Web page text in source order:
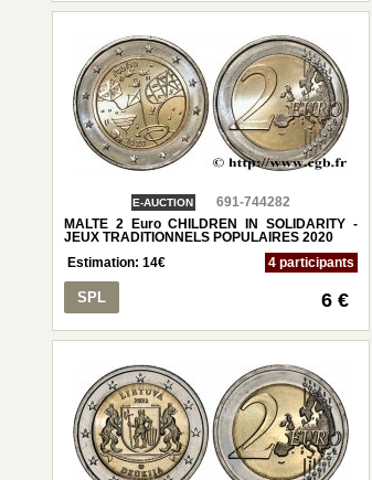
E-AUCTION
691-744282
MALTE 2 Euro CHILDREN IN SOLIDARITY -
JEUX TRADITIONNELS POPULAIRES 2020
Estimation:14€ 4 participants
SPL 6 €